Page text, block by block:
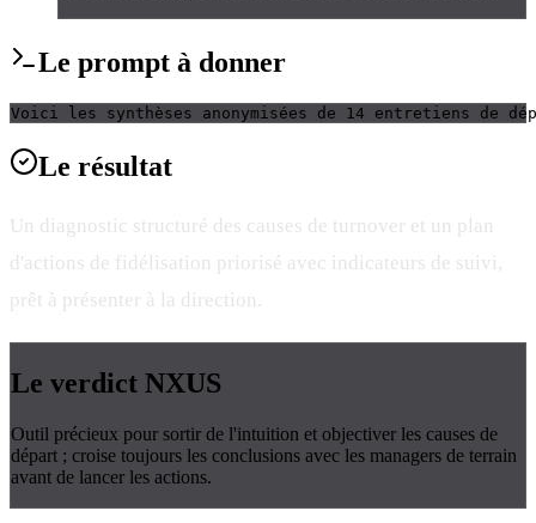
Le prompt à donner
Voici les synthèses anonymisées de 14 entretiens de
Le résultat
Un diagnostic structuré des causes de turnover et un plan
d'actions de fidélisation priorisé avec indicateurs de suivi,
prêt à présenter à la direction.
Le verdict NXUS
Outil précieux pour sortir de l'intuition et objectiver les causes de
départ ; croise toujours les conclusions avec les managers de terrain
avant de lancer les actions.